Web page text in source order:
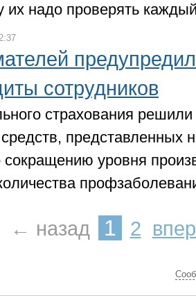
их надо проверять
сотрудников
страхования решили
представленных
уровня
← назад 1 2